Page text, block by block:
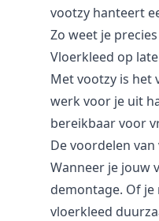
vootzy hanteert
Zo weet je
Vloerkleed op
Met vootzy is het
werk voor je uit
bereikbaar voor
De voordelen
Wanneer je jouw
demontage. Of
vloerkleed